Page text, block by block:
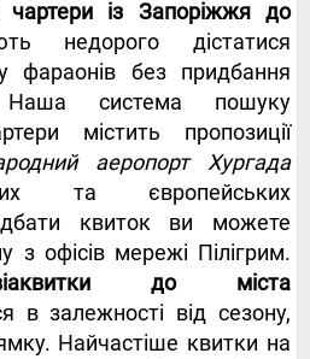
чартери із Запоріжжя до
недорого дістатися
фараонів без придбання
Наша система пошуку
містить пропозиції
аеропорт Хургада
та європейських
квиток ви можете
офісів мережі Пілігрим.
до міста
в залежності від сезону,
Найчастіше квитки на